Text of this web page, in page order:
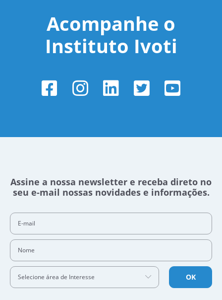
Acompanhe o
Instituto Ivoti
Assine a nossa newsletter e receba direto no
seu e-mail nossas novidades e informações.
E-mail
Nome
Selecione área de Interesse OK